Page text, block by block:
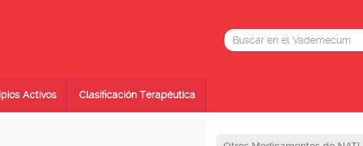
Activos Clasificación Terapéutica